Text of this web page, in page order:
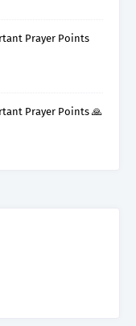
Prayer Points
Prayer Points 🙏